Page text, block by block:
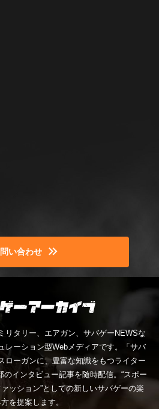
い合わせ
リタリー、エアガン、サバゲーNEWSな
レーション型Webメディアです。「サバ
ローガンに、豊富な知識をもつライター
インタビュー記事を随時配信。“スポー
ァッション”としての新しいサバゲーの楽
を提案します。